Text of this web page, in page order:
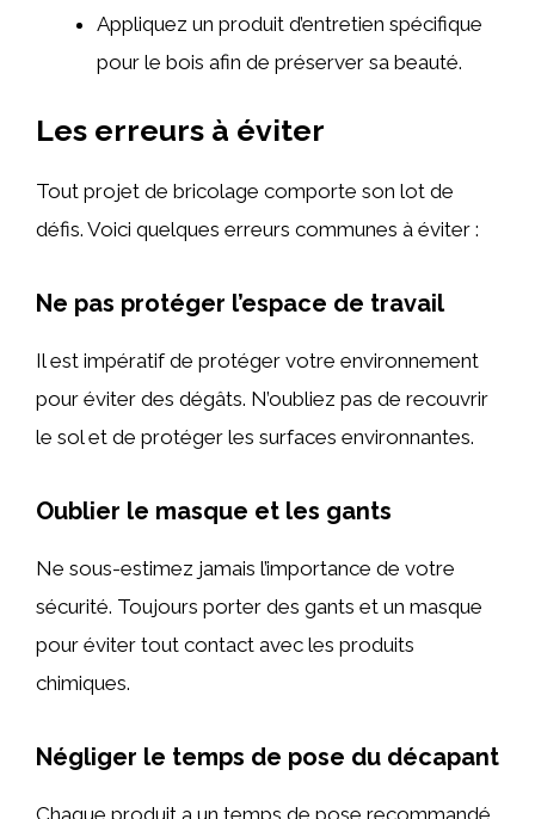
Appliquez un produit d’entretien spécifique
pour le bois afin de préserver sa beauté.
Les erreurs à éviter
Tout projet de bricolage comporte son lot de
défis. Voici quelques erreurs communes à éviter :
Ne pas protéger l’espace de travail
Il est impératif de protéger votre environnement
pour éviter des dégâts. N’oubliez pas de recouvrir
le sol et de protéger les surfaces environnantes.
Oublier le masque et les gants
Ne sous-estimez jamais l’importance de votre
sécurité. Toujours porter des gants et un masque
pour éviter tout contact avec les produits
chimiques.
Négliger le temps de pose du décapant
Chaque produit a un temps de pose recommandé.